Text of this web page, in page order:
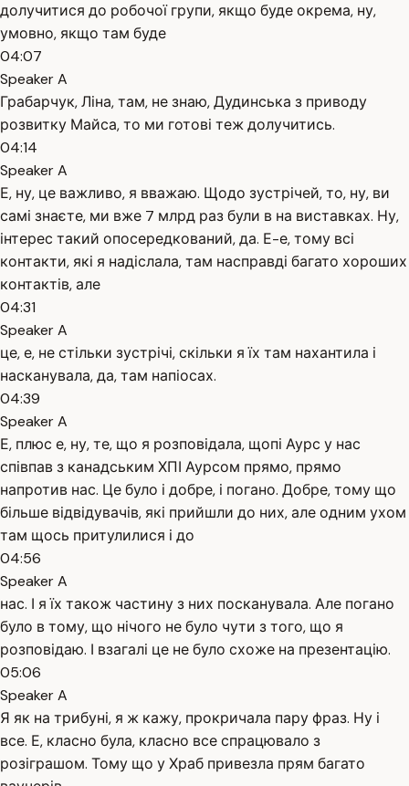
долучитися до робочої групи, якщо буде окрема, ну,
умовно, якщо там буде
04:07
Speaker A
Грабарчук, Ліна, там, не знаю, Дудинська з приводу
розвитку Майса, то ми готові теж долучитись.
04:14
Speaker A
Е, ну, це важливо, я вважаю. Щодо зустрічей, то, ну, ви
самі знаєте, ми вже 7 млрд раз були в на виставках. Ну,
інтерес такий опосередкований, да. Е-е, тому всі
контакти, які я надіслала, там насправді багато хороших
контактів, але
04:31
Speaker A
це, е, не стільки зустрічі, скільки я їх там нахантила і
насканувала, да, там напіосах.
04:39
Speaker A
Е, плюс е, ну, те, що я розповідала, щопі Аурс у нас
співпав з канадським ХПІ Аурсом прямо, прямо
напротив нас. Це було і добре, і погано. Добре, тому що
більше відвідувачів, які прийшли до них, але одним ухом
там щось притулилися і до
04:56
Speaker A
нас. І я їх також частину з них посканувала. Але погано
було в тому, що нічого не було чути з того, що я
розповідаю. І взагалі це не було схоже на презентацію.
05:06
Speaker A
Я як на трибуні, я ж кажу, прокричала пару фраз. Ну і
все. Е, класно була, класно все спрацювало з
розіграшом. Тому що у Храб привезла прям багато